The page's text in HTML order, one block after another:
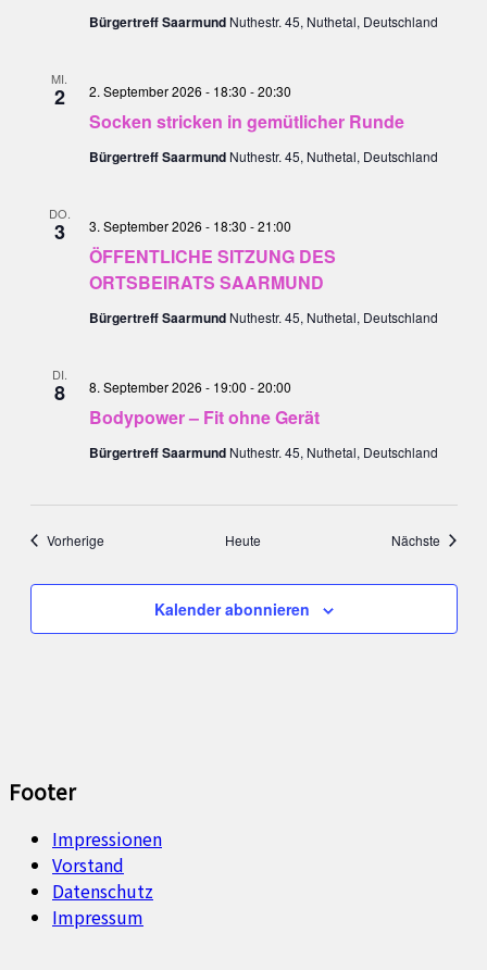
Bürgertreff Saarmund Nuthestr. 45, Nuthetal, Deutschland
MI.
2
Socken stricken in gemütlicher Runde
2. September 2026 - 18:30 -20:30
Bürgertreff Saarmund Nuthestr. 45, Nuthetal, Deutschland
DO.
3
ÖFFENTLICHE SITZUNG DES
ORTSBEIRATS SAARMUND
3. September 2026 - 18:30 -21:00
Bürgertreff Saarmund Nuthestr. 45, Nuthetal, Deutschland
DI.
8
Bodypower – Fit ohne Gerät
8. September 2026 - 19:00 -20:00
Bürgertreff Saarmund Nuthestr. 45, Nuthetal, Deutschland
VorherigeVeranstaltungen Heute Nächste
Kalender abonnieren
Footer
Impressionen
Vorstand
Datenschutz
Impressum